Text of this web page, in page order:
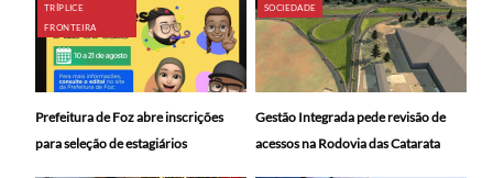
TRÍPLICE
FRONTEIRA
Prefeitura de Foz abre inscrições
para seleção de estagiários
SOCIEDADE
Gestão Integrada pede revisão de
acessos na Rodovia das Catarata